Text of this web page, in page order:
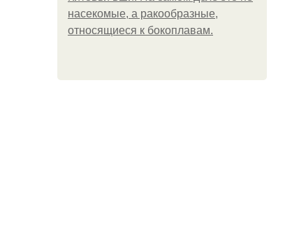
насекомые, а ракообразные,
относящиеся к бокоплавам.